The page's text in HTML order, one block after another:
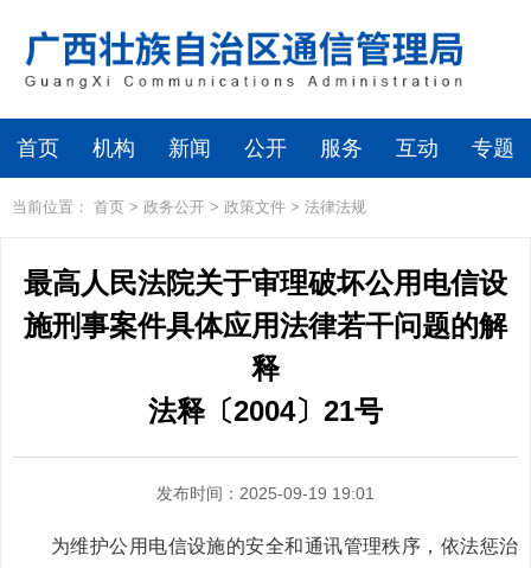
首页 机构 新闻 公开 服务 互动 专题
当前位置： 首页 > 政务公开 > 政策文件 > 法律法规
最高人民法院关于审理破坏公用电信设
施刑事案件具体应用法律若干问题的解
释
法释〔2004〕21号
发布时间：2025-09-19 19:01
为维护公用电信设施的安全和通讯管理秩序，依法惩治